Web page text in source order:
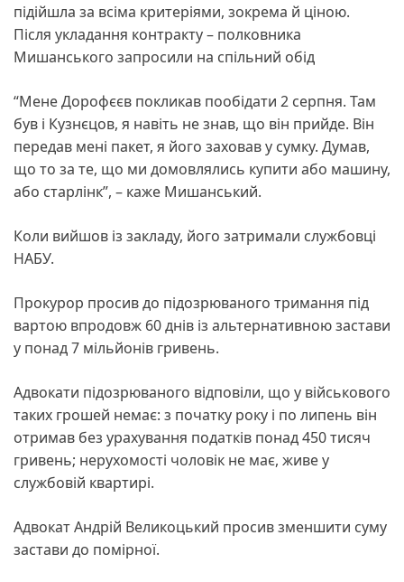
підійшла за всіма критеріями, зокрема й ціною.
Після укладання контракту – полковника
Мишанського запросили на спільний обід
“Мене Дорофєєв покликав пообідати 2 серпня. Там
був і Кузнєцов, я навіть не знав, що він прийде. Він
передав мені пакет, я його заховав у сумку. Думав,
що то за те, що ми домовлялись купити або машину,
або старлінк”, – каже Мишанський.
Коли вийшов із закладу, його затримали службовці
НАБУ.
Прокурор просив до підозрюваного тримання під
вартою впродовж 60 днів із альтернативною застави
у понад 7 мільйонів гривень.
Адвокати підозрюваного відповіли, що у військового
таких грошей немає: з початку року і по липень він
отримав без урахування податків понад 450 тисяч
гривень; нерухомості чоловік не має, живе у
службовій квартирі.
Адвокат Андрій Великоцький просив зменшити суму
застави до помірної.